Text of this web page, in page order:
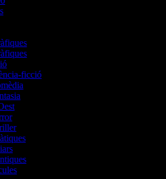
ficció